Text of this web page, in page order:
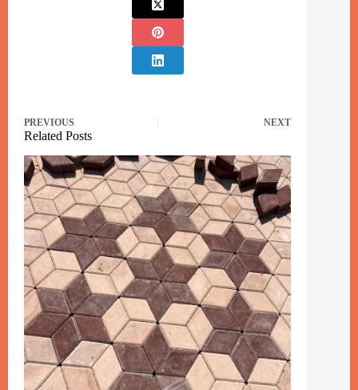
PREVIOUS NEXT
Related Posts